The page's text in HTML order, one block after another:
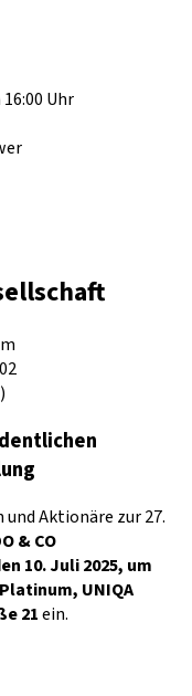
Uhr
Aktionäre zur 27.
& CO
10. Juli 2025, um
UNIQA
21ein.